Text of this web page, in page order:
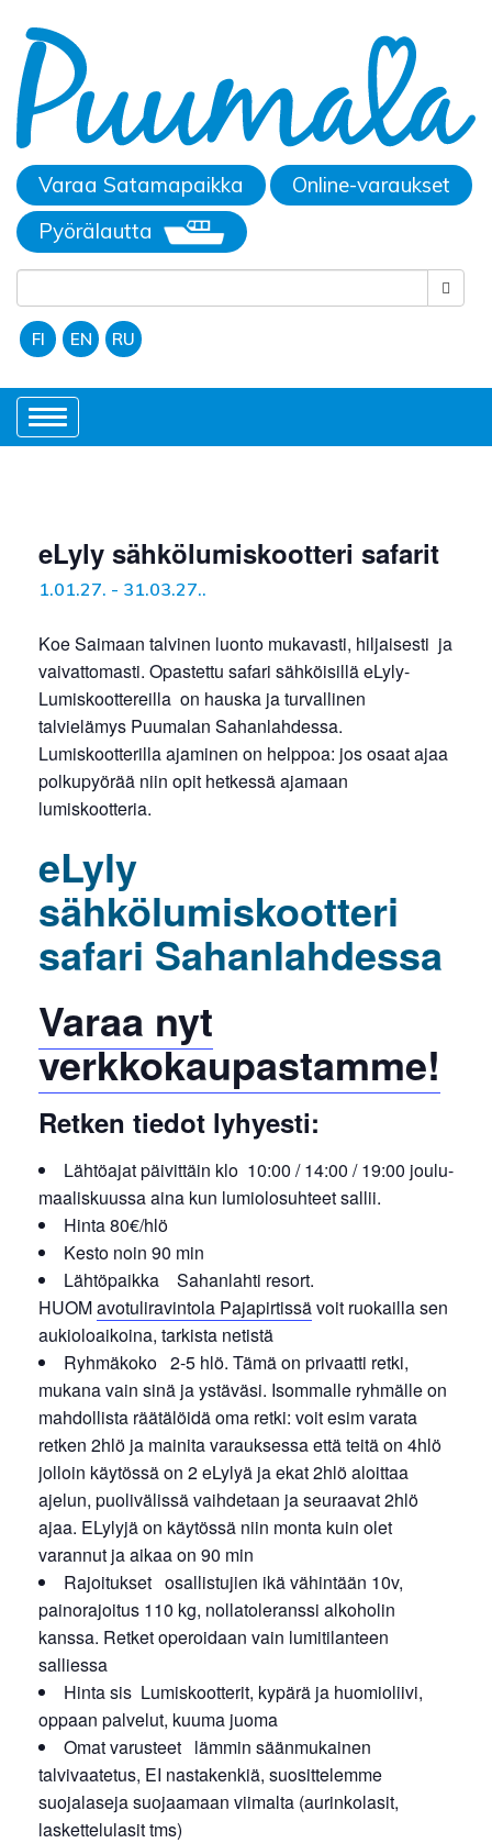
Varaa Satamapaikka
Online-varaukset
Pyörälautta
FI EN RU
Toggle
navigation
eLyly sähkölumiskootteri safarit
1.01.27. - 31.03.27..
Koe Saimaan talvinen luonto mukavasti, hiljaisesti ja
vaivattomasti. Opastettu safari sähköisillä eLyly-
Lumiskoottereilla on hauska ja turvallinen
talvielämys Puumalan Sahanlahdessa.
Lumiskootterilla ajaminen on helppoa: jos osaat ajaa
polkupyörää niin opit hetkessä ajamaan
lumiskootteria.
eLyly
sähkölumiskootteri
safari Sahanlahdessa
Varaa nyt
verkkokaupastamme!
Retken tiedot lyhyesti:
Lähtöajat päivittäin klo 10:00 / 14:00 / 19:00 joulu-
maaliskuussa aina kun lumiolosuhteet sallii.
Hinta 80€/hlö
Kesto noin 90 min
Lähtöpaikka Sahanlahti resort.
HUOMavotuliravintola Pajapirtissävoit ruokailla sen
aukioloaikoina, tarkista netistä
Ryhmäkoko 2-5 hlö. Tämä on privaatti retki,
mukana vain sinä ja ystäväsi. Isommalle ryhmälle on
mahdollista räätälöidä oma retki: voit esim varata
retken 2hlö ja mainita varauksessa että teitä on 4hlö
jolloin käytössä on 2 eLylyä ja ekat 2hlö aloittaa
ajelun, puolivälissä vaihdetaan ja seuraavat 2hlö
ajaa. ELylyjä on käytössä niin monta kuin olet
varannut ja aikaa on 90 min
Rajoitukset osallistujien ikä vähintään 10v,
painorajoitus 110 kg, nollatoleranssi alkoholin
kanssa. Retket operoidaan vain lumitilanteen
salliessa
Hinta sis Lumiskootterit, kypärä ja huomioliivi,
oppaan palvelut, kuuma juoma
Omat varusteet lämmin säänmukainen
talvivaatetus, EI nastakenkiä, suosittelemme
suojalaseja suojaamaan viimalta (aurinkolasit,
laskettelulasit tms)